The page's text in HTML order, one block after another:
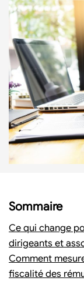
Sommaire
Ce qui change
dirigeants et
Comment
fiscalité des